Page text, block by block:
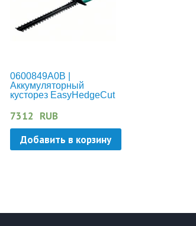
0600849A0B |
Аккумуляторный
кусторез EasyHedgeCut
7312 RUB
Добавить в корзину